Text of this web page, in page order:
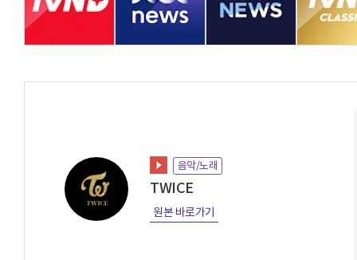
음악/노래
TWICE
원본 바로가기